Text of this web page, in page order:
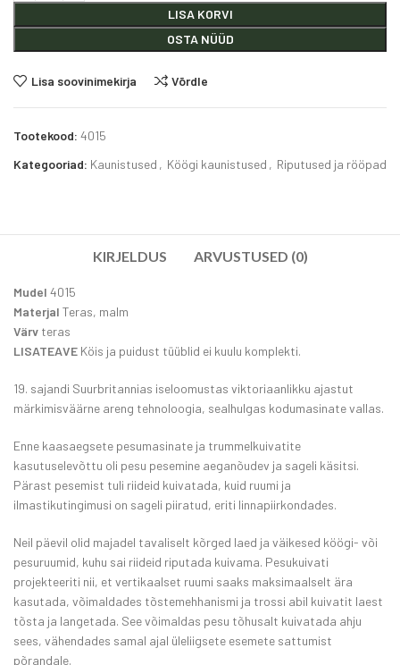
LISA KORVI
OSTA NÜÜD
Lisa soovinimekirja Võrdle
Tootekood: 4015
Kategooriad: Kaunistused , Köögi kaunistused , Riputused ja rööpad
KIRJELDUS ARVUSTUSED (0)
Mudel 4015
Materjal Teras, malm
Värv teras
LISATEAVE Köis ja puidust tüüblid ei kuulu komplekti.
19. sajandi Suurbritannias iseloomustas viktoriaanlikku ajastut
märkimisväärne areng tehnoloogia, sealhulgas kodumasinate vallas.
Enne kaasaegsete pesumasinate ja trummelkuivatite
kasutuselevõttu oli pesu pesemine aeganõudev ja sageli käsitsi.
Pärast pesemist tuli riideid kuivatada, kuid ruumi ja
ilmastikutingimusi on sageli piiratud, eriti linnapiirkondades.
Neil päevil olid majadel tavaliselt kõrged laed ja väikesed köögi- või
pesuruumid, kuhu sai riideid riputada kuivama. Pesukuivati
projekteeriti nii, et vertikaalset ruumi saaks maksimaalselt ära
kasutada, võimaldades tõstemehhanismi ja trossi abil kuivatit laest
tõsta ja langetada. See võimaldas pesu tõhusalt kuivatada ahju
sees, vähendades samal ajal üleliigsete esemete sattumist
põrandale.